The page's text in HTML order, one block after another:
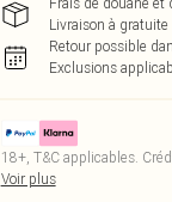
Livraison à gratuite
Retour possible
Exclusions
18+, T&C applicables.
Voir plus